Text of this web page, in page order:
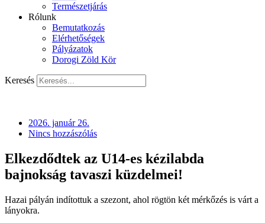
Természetjárás
Rólunk
Bemutatkozás
Elérhetőségek
Pályázatok
Dorogi Zöld Kör
Keresés
2026. január 26.
Nincs hozzászólás
Elkezdődtek az U14-es kézilabda
bajnokság tavaszi küzdelmei!
Hazai pályán indítottuk a szezont, ahol rögtön két mérkőzés is várt a
lányokra.